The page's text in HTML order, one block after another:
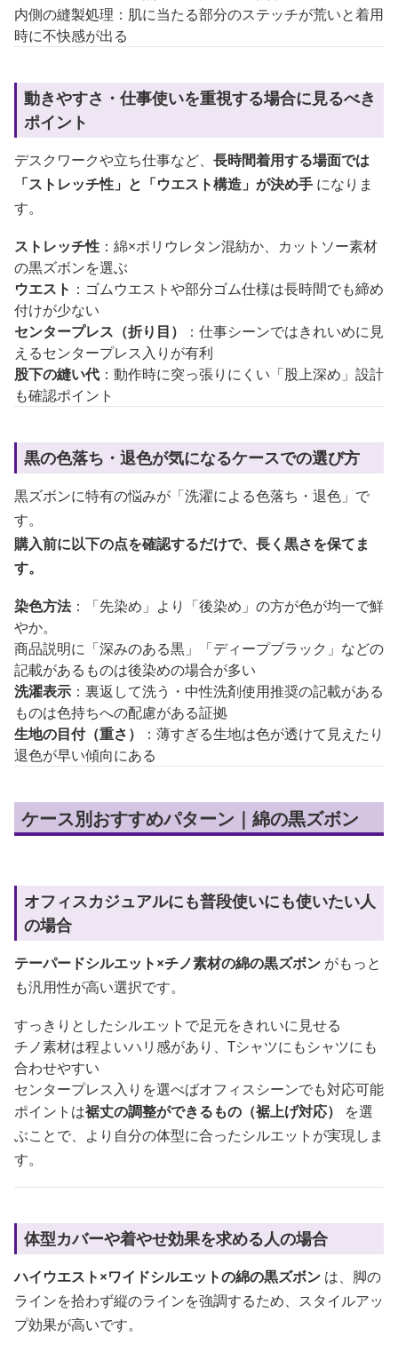
内側の縫製処理：肌に当たる部分のステッチが荒いと着用
時に不快感が出る
動きやすさ・仕事使いを重視する場合に見るべき
ポイント
デスクワークや立ち仕事など、 長時間着用する場面では
「ストレッチ性」と「ウエスト構造」が決め手 になりま
す。
ストレッチ性 ：綿×ポリウレタン混紡か、カットソー素材
の黒ズボンを選ぶ
ウエスト ：ゴムウエストや部分ゴム仕様は長時間でも締め
付けが少ない
センタープレス（折り目）
：仕事シーンではきれいめに見
えるセンタープレス入りが有利
股下の縫い代 ：動作時に突っ張りにくい「股上深め」設計
も確認ポイント
黒の色落ち・退色が気になるケースでの選び方
黒ズボンに特有の悩みが「洗濯による色落ち・退色」で
す。
購入前に以下の点を確認するだけで、長く黒さを保てま
す。
染色方法：「先染め」より「後染め」の方が色が均一で鮮
やか。
商品説明に「深みのある黒」「ディープブラック」などの
記載があるものは後染めの場合が多い
洗濯表示 ：裏返して洗う・中性洗剤使用推奨の記載がある
ものは色持ちへの配慮がある証拠
生地の目付（重さ）
：薄すぎる生地は色が透けて見えたり
退色が早い傾向にある
ケース別おすすめパターン｜綿の黒ズボン
オフィスカジュアルにも普段使いにも使いたい人
の場合
テーパードシルエット×チノ素材の綿の黒ズボン がもっと
も汎用性が高い選択です。
すっきりとしたシルエットで足元をきれいに見せる
チノ素材は程よいハリ感があり、Tシャツにもシャツにも
合わせやすい
センタープレス入りを選べばオフィスシーンでも対応可能
ポイントは裾丈の調整ができるもの（裾上げ対応）
を選
ぶことで、より自分の体型に合ったシルエットが実現しま
す。
体型カバーや着やせ効果を求める人の場合
ハイウエスト×ワイドシルエットの綿の黒ズボン は、脚の
ラインを拾わず縦のラインを強調するため、スタイルアッ
プ効果が高いです。